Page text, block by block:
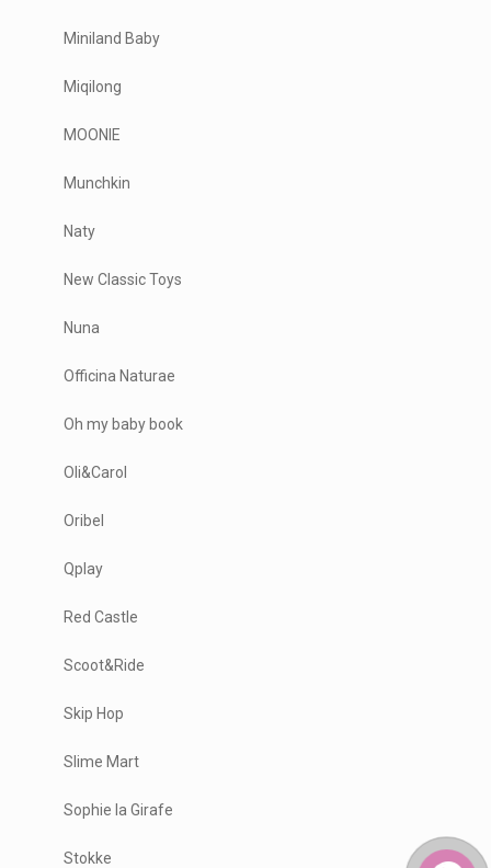
Miniland Baby
Miqilong
MOONIE
Munchkin
Naty
New Classic Toys
Nuna
Officina Naturae
Oh my baby book
Oli&Carol
Oribel
Qplay
Red Castle
Scoot&Ride
Skip Hop
Slime Mart
Sophie la Girafe
Stokke